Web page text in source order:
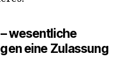
wesentliche
eine Zulassung